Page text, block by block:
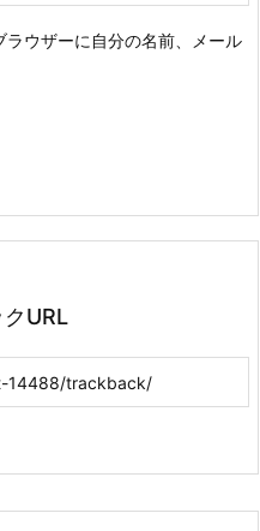
ウザーに自分の名前、メール
URL